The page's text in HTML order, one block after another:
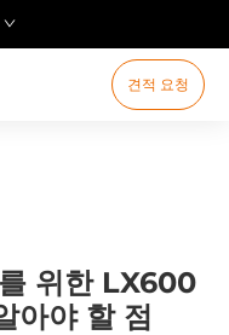
견적 요청
위한 LX600
아야 할 점